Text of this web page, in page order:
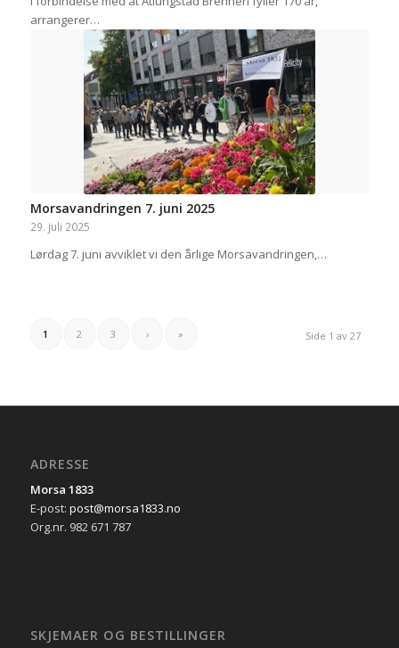
arrangerer…
Morsavandringen 7. juni 2025
29. juli 2025
Lørdag 7. juni avviklet vi den årlige Morsavandringen,…
Side 1 av 27
1 2 3 › »
ADRESSE
Morsa 1833
E-post: post@morsa1833.no
Org.nr. 982 671 787
SKJEMAER OG BESTILLINGER